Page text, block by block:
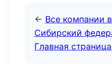
← Все компании
Сибирский
Главная страница